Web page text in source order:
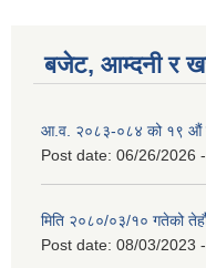
बजेट, आम्दनी र
आ.व. २०८३-०८४ को १९ औं
Post date: 06/26/2026
मिति २०८०/०३/१० गतेको
Post date: 08/03/2023